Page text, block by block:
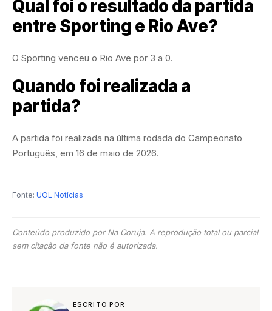
Qual foi o resultado da partida
entre Sporting e Rio Ave?
O Sporting venceu o Rio Ave por 3 a 0.
Quando foi realizada a
partida?
A partida foi realizada na última rodada do Campeonato
Português, em 16 de maio de 2026.
Fonte: UOL Notícias
Conteúdo produzido por Na Coruja. A reprodução total ou parcial
sem citação da fonte não é autorizada.
ESCRITO POR